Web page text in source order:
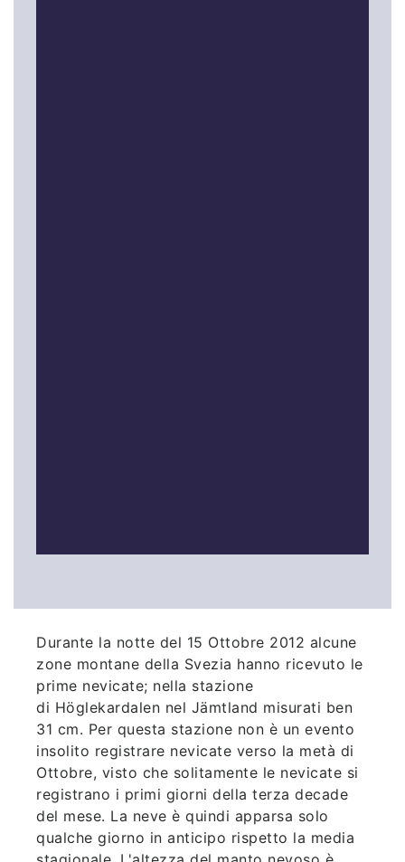
Durante la notte del 15 Ottobre 2012 alcune
zone montane della Svezia hanno ricevuto le
prime nevicate; nella stazione
di Höglekardalen nel Jämtland misurati ben
31 cm. Per questa stazione non è un evento
insolito registrare nevicate verso la metà di
Ottobre, visto che solitamente le nevicate si
registrano i primi giorni della terza decade
del mese. La neve è quindi apparsa solo
qualche giorno in anticipo rispetto la media